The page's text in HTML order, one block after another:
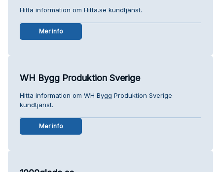
Hitta information om Hitta.se kundtjänst.
Mer info
WH Bygg Produktion Sverige
Hitta information om WH Bygg Produktion Sverige
kundtjänst.
Mer info